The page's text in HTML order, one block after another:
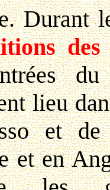
du
lieu
et de
et en